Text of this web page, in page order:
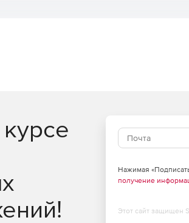
функция позволяет машинам
защищенными и в то же время не
Нажимая
получение
Этот сайт защищен